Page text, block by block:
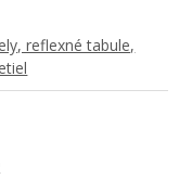
reflexné tabule,